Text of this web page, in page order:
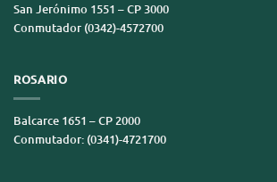
San Jerónimo 1551 – CP 3000
Conmutador (0342)-4572700
ROSARIO
Balcarce 1651 – CP 2000
Conmutador: (0341)-4721700